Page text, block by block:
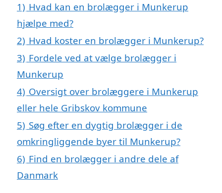
1) Hvad kan en brolægger i Munkerup
hjælpe med?
2) Hvad koster en brolægger i Munkerup?
3) Fordele ved at vælge brolægger i
Munkerup
4) Oversigt over brolæggere i Munkerup
eller hele Gribskov kommune
5) Søg efter en dygtig brolægger i de
omkringliggende byer til Munkerup?
6) Find en brolægger i andre dele af
Danmark